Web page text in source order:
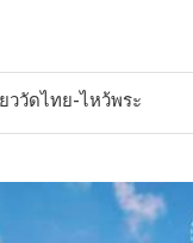
ววัดไทย-ไหว้พระ